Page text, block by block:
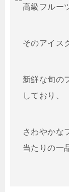
高級フルー
そのアイス
新鮮な旬の
しており、
さわやかな
当たりの一